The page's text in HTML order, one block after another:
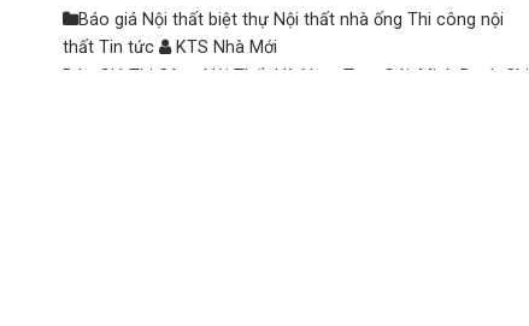
Báo giá Nội thất biệt thự Nội thất nhà ống Thi công nội
thất Tin tức
KTS Nhà Mới
Báo Giá Thi Công Nội Thất Hà Nam Trọn Gói, Minh Bạch Chi